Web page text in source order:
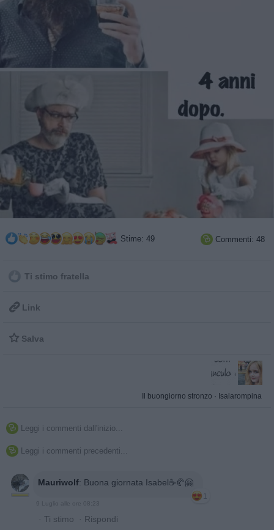
Stime: 49  Commenti: 48
Ti stimo fratella
 Link
 Salva
Il buongiorno stronzo · Isalarompina
 Leggi i commenti dall'inizio...
 Leggi i commenti precedenti...
Mauriwolf: Buona giornata Isabel☕🥐🤗
1
9 Luglio alle ore 08:23
· Ti stimo · Rispondi